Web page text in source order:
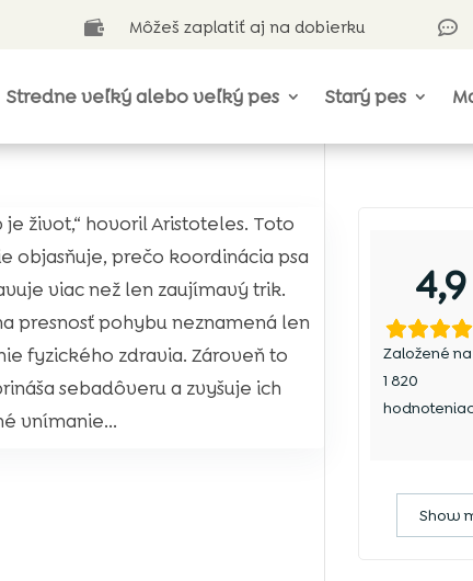
 Môžeš zaplatiť aj na dobierku 
Stredne veľký alebo veľký pes Starý pes
je život,“ hovoril Aristoteles. Toto
objasňuje, prečo koordinácia psa
viac než len zaujímavý trik.
presnosť pohybu neznamená len
fyzického zdravia. Zároveň to
sebadôveru a zvyšuje ich
vnímanie...
4,9
Založené na
1 820
Show